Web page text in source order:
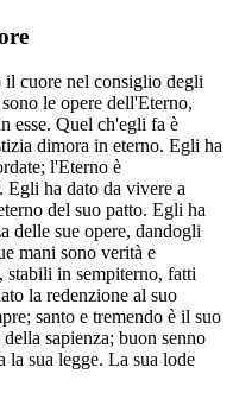
cuore nel consiglio degli
le opere dell'Eterno,
esse. Quel ch'egli fa è
dimora in eterno. Egli ha
l'Eterno è
Egli ha dato da vivere a
del suo patto. Egli ha
delle sue opere, dandogli
mani sono verità e
stabili in sempiterno, fatti
la redenzione al suo
santo e tremendo è il suo
sapienza; buon senno
la sua legge. La sua lode